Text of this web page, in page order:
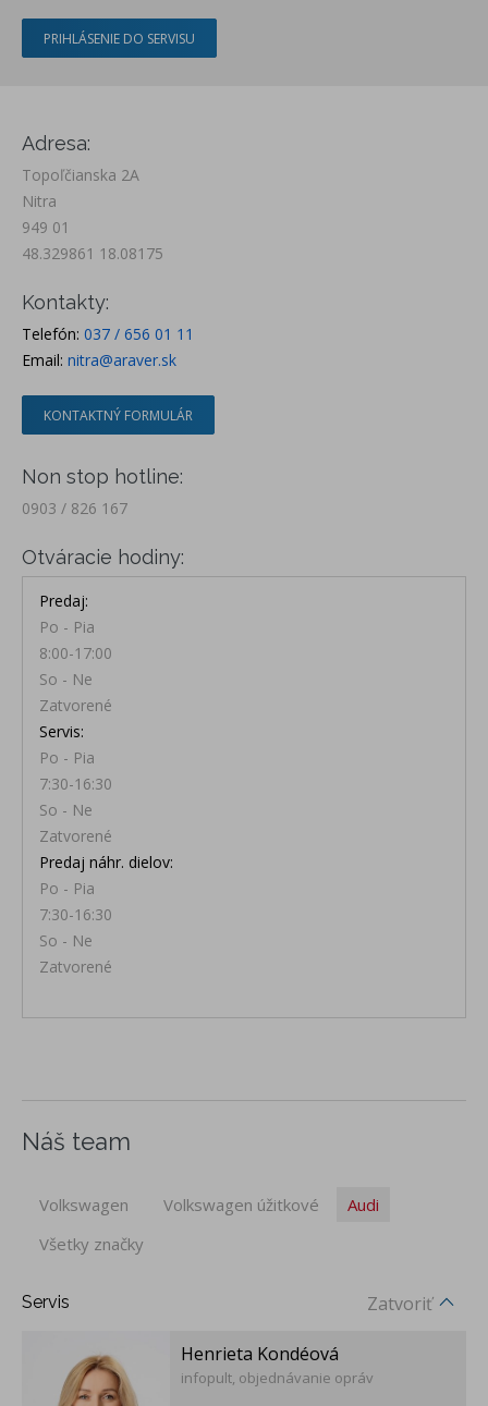
PRIHLÁSENIE DO SERVISU
Adresa:
Topoľčianska 2A
Nitra
949 01
48.329861 18.08175
Kontakty:
Telefón: 037 / 656 01 11
Email: nitra@araver.sk
KONTAKTNÝ FORMULÁR
Non stop hotline:
0903 / 826 167
Otváracie hodiny:
Predaj:
Po - Pia
8:00-17:00
So - Ne
Zatvorené
Servis:
Po - Pia
7:30-16:30
So - Ne
Zatvorené
Predaj náhr. dielov:
Po - Pia
7:30-16:30
So - Ne
Zatvorené
Náš team
Volkswagen Volkswagen úžitkové
Audi
Všetky značky
Zatvoriť
Servis
Henrieta Kondéová
infopult, objednávanie opráv